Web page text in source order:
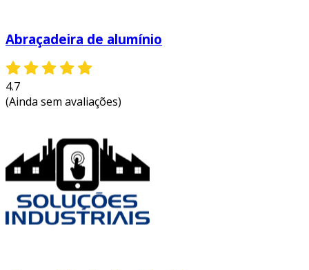
Abraçadeira de alumínio
4.7
(Ainda sem avaliações)